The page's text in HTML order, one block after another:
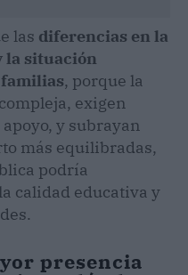
las diferencias en la
la situación
familias, porque la
exigen
y subrayan
más equilibradas,
podría
calidad educativa y
presencia